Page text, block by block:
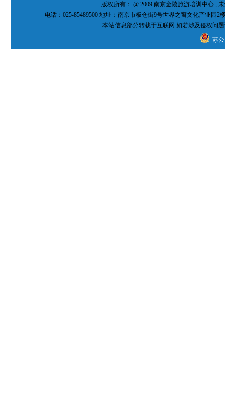
版权所有： @ 2009 南京金陵旅游培训中心 ,
电话：025-85489500 地址：南京市板仓街9号世界之窗文化产业园2
本站信息部分转载于互联网 如若涉及侵权问
苏公